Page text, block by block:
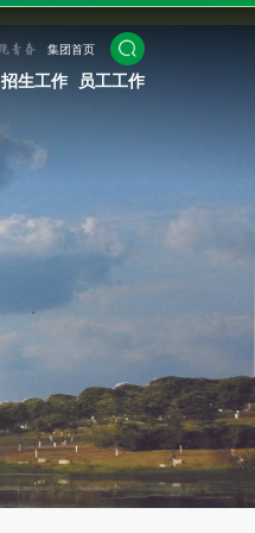
集团首页
招生工作 员工工作